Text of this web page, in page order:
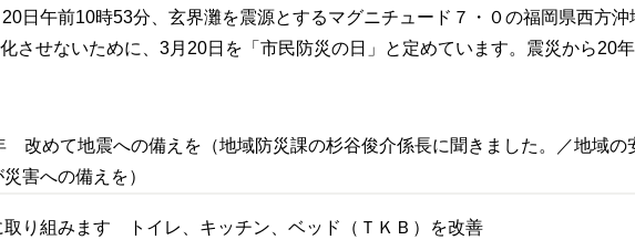
日午前10時53分、玄界灘を震源とするマグニチュード７・０の福岡県西方沖
させないために、3月20日を「市民防災の日」と定めています。震災から20
改めて地震への備えを（地域防災課の杉谷俊介係長に聞きました。／地域の
害への備えを）
取り組みます トイレ、キッチン、ベッド（ＴＫＢ）を改善